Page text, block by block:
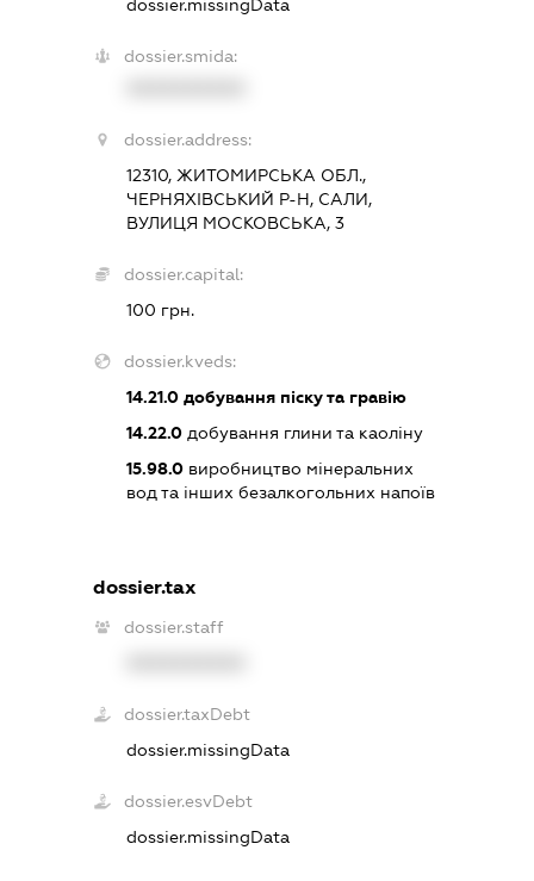
dossier.missingData
dossier.smida:
dossier.address:
12310, ЖИТОМИРСЬКА ОБЛ.,
ЧЕРНЯХІВСЬКИЙ Р-Н, САЛИ,
ВУЛИЦЯ МОСКОВСЬКА, 3
dossier.capital:
100 грн.
dossier.kveds:
14.21.0добування піску та гравію
14.22.0добування глини та каоліну
15.98.0виробництво мінеральних
вод та інших безалкогольних напоїв
dossier.tax
dossier.staff
dossier.taxDebt
dossier.missingData
dossier.esvDebt
dossier.missingData